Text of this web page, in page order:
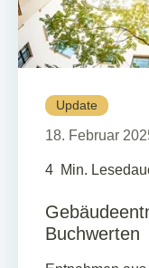
Update
18. Februar
4 Min.
Buchwerten